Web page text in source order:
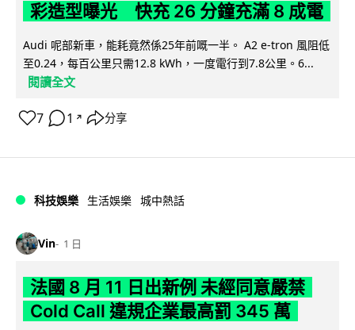
彩造型曝光 快充 26 分鐘充滿 8 成電
Audi 呢部新車，能耗竟然係25年前嘅一半。 A2 e-tron 風阻低
至0.24，每百公里只需12.8 kWh，一度電行到7.8公里。6...
閱讀全文
7 1 ↗ 分享
科技娛樂 生活娛樂 城中熱話
Vin 1 日
法國 8 月 11 日出新例 未經同意嚴禁
Cold Call 違規企業最高罰 345 萬